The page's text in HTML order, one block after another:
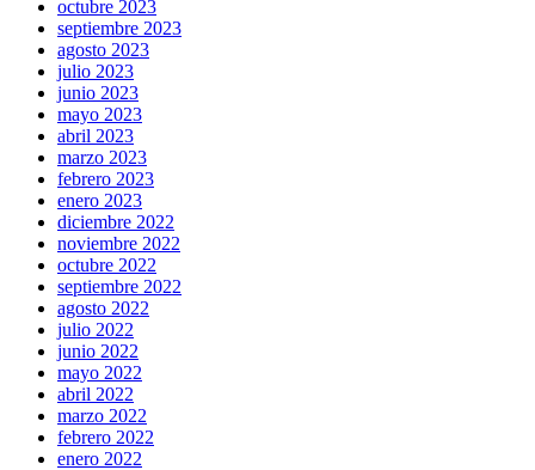
octubre 2023
septiembre 2023
agosto 2023
julio 2023
junio 2023
mayo 2023
abril 2023
marzo 2023
febrero 2023
enero 2023
diciembre 2022
noviembre 2022
octubre 2022
septiembre 2022
agosto 2022
julio 2022
junio 2022
mayo 2022
abril 2022
marzo 2022
febrero 2022
enero 2022